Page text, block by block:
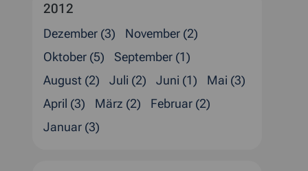
2012
Dezember (3)
November (2)
Oktober (5)
September (1)
August (2)
Juli (2) Juni (1)
Mai (3)
April (3)
März (2)
Februar (2)
Januar (3)